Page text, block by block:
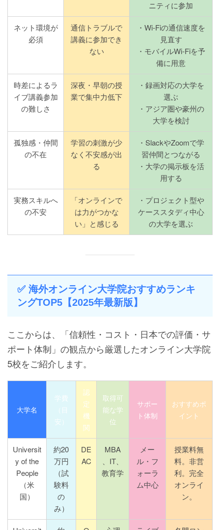
ニティに参加
ネット環境が
必須
通信トラブルで
講義に参加でき
ない
・Wi-Fiの通信速度を
見直す
・モバイルWi-Fiを予
備に用意
時差によるラ
イブ講義参加
の難しさ
深夜・早朝の授
業で集中力低下
・録画対応の大学を
選ぶ
・アジア圏や豪州の
大学を検討
孤独感・仲間
の不在
学習の刺激が少
なく不安感が出
る
・SlackやZoomで学
習仲間とつながる
・大学の掲示板を活
用する
実務スキルへ
の不安
「オンラインで
は力がつかな
い」と感じる
・プロジェクト型や
ケーススタディ中心
の大学を選ぶ
✅ 海外オンライン大学院おすすめランキ
ングTOP5【2025年最新版】
ここからは、「信頼性・コスト・日本での評価・サ
ポート体制」の観点から厳選したオンライン大学院
5校をご紹介します。
大学名
学費
（目
安）
認
定
機
関
取得可
能な学
位
サポー
ト体制
おすすめポ
イント
Universit
y of the
People
（米
国）
約20
万円
（試
験料
の
み）
DE
AC
MBA
、IT、
教育学
メー
ル・フ
ォーラ
ム中心
授業料無
料。非営
利。完全
オンライ
ン。